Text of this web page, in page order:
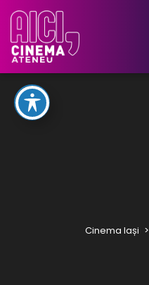
Cinema Iași >